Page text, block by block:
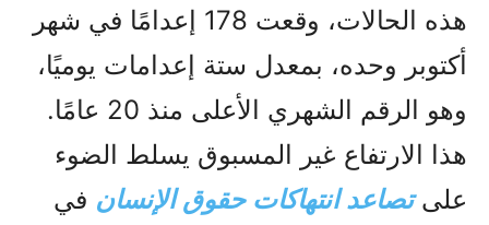
هذه الحالات، وقعت 178 إعدامًا في شهر
أكتوبر وحده، بمعدل ستة إعدامات يوميًا،
وهو الرقم الشهري الأعلى منذ 20 عامًا.
هذا الارتفاع غير المسبوق يسلط الضوء
علىتصاعد انتهاكات حقوق الإنسان في